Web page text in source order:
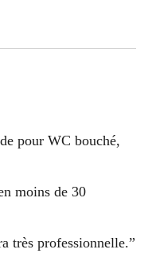
pour WC bouché,
moins de 30
très professionnelle.”